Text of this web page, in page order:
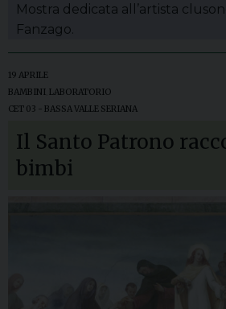
Mostra dedicata all’artista
Fanzago.
19 APRILE
BAMBINI LABORATORIO
CET 03 - BASSA VALLE SERIANA
Il Santo Patrono
bimbi